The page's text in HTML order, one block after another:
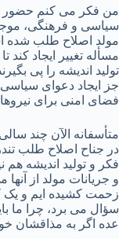
من فکر می کنم حضور
سیاسی و فرهنگی،
مولد اصلاح طلب شده
مسأله تغییر ایجاد کند
تولید اندیشه را پی
جز ایجاد دعوای سیاسی
فضای امنی برای
متأسفانه الآن چند
در جناح اصلاح طلب
فکر و تولید اندیشه هم
زحمت کشیده ایم و یک
سؤال می برد، چرا ما
عده اگر به مذاقشان